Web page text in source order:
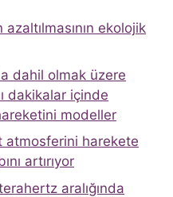
azaltılmasının ekolojik
dahil olmak üzere
dakikalar içinde
modeller
atmosferini harekete
artırıyor
aralığında